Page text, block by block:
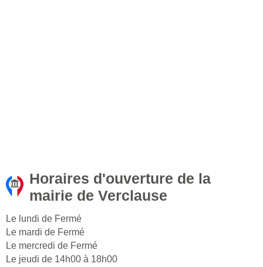
Horaires d'ouverture de la
mairie de Verclause
Le lundi de Fermé
Le mardi de Fermé
Le mercredi de Fermé
Le jeudi de 14h00 à 18h00